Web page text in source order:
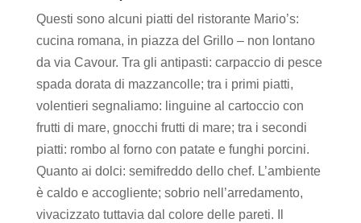
Questi sono alcuni piatti del ristorante Mario’s:
cucina romana, in piazza del Grillo – non lontano
da via Cavour. Tra gli antipasti: carpaccio di pesce
spada dorata di mazzancolle; tra i primi piatti,
volentieri segnaliamo: linguine al cartoccio con
frutti di mare, gnocchi frutti di mare; tra i secondi
piatti: rombo al forno con patate e funghi porcini.
Quanto ai dolci: semifreddo dello chef. L’ambiente
è caldo e accogliente; sobrio nell’arredamento,
vivacizzato tuttavia dal colore delle pareti. Il